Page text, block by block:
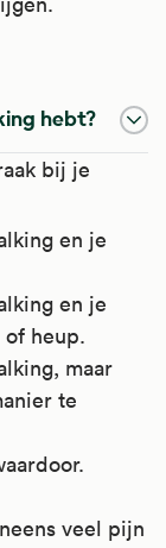
versterkt
van
of een
soms
door
door
hebt?
bij je
en je
en je
heup.
maar
te
veel pijn